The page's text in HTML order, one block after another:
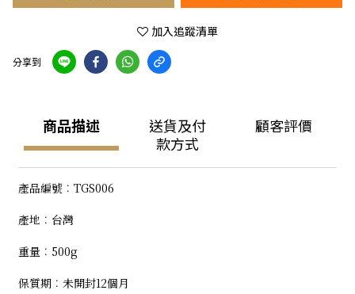
加入追蹤清單
分享到
商品描述
送貨及付
款方式
顧客評價
產品編號︰TGS006
產地︰台灣
重量︰500g
保質期︰未開封12個月